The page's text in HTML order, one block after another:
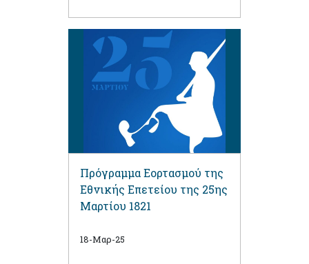
Πρόγραμμα Εορτασμού της
Εθνικής Επετείου της 25ης
Μαρτίου 1821
18-Μαρ-25